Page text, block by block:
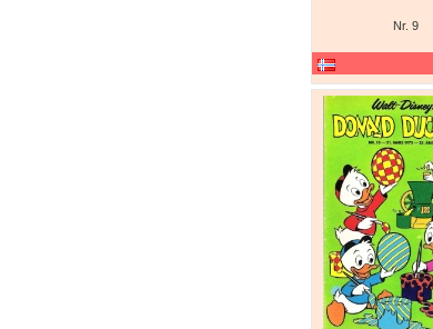
Nr. 9